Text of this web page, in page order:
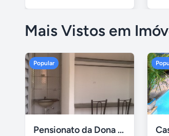
Mais Vistos em
Popular
Pensionato da Dona Maria - Uberlândia/MG